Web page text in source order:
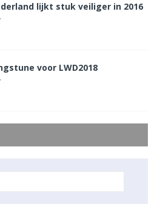
lijkt stuk veiliger in 2016
voor LWD2018